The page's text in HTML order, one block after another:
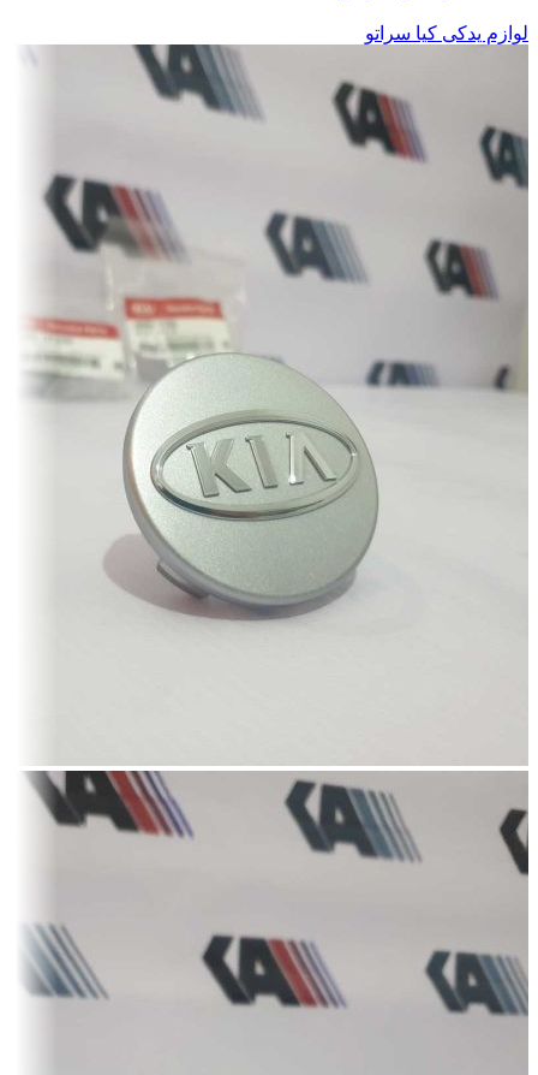
لوازم یدکی کیا سراتو